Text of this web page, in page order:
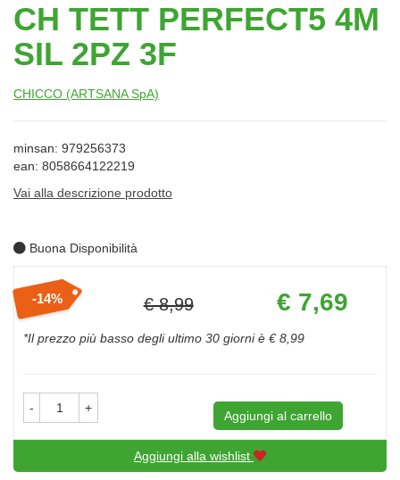
CH TETT PERFECT5 4M
SIL 2PZ 3F
CHICCO (ARTSANA SpA)
minsan: 979256373
ean: 8058664122219
Vai alla descrizione prodotto
Buona Disponibilità
Sconto
del
14% € 8,99
Prezzo
scontato
€ 7,69
*Il prezzo più basso degli ultimo 30 giorni è € 8,99
- +
Aggiungi al carrello
Aggiungi alla wishlist